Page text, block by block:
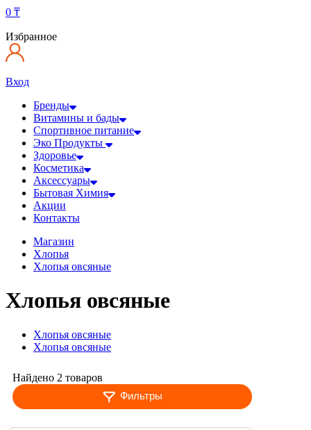
0 ₸
Избранное
Вход
Бренды
Витамины и бады
Спортивное питание
Эко Продукты
Здоровье
Косметика
Аксессуары
Бытовая Химия
Акции
Контакты
Магазин
Хлопья
Хлопья овсяные
Хлопья овсяные
Хлопья овсяные
Хлопья овсяные
Найдено 2 товаров
Фильтры